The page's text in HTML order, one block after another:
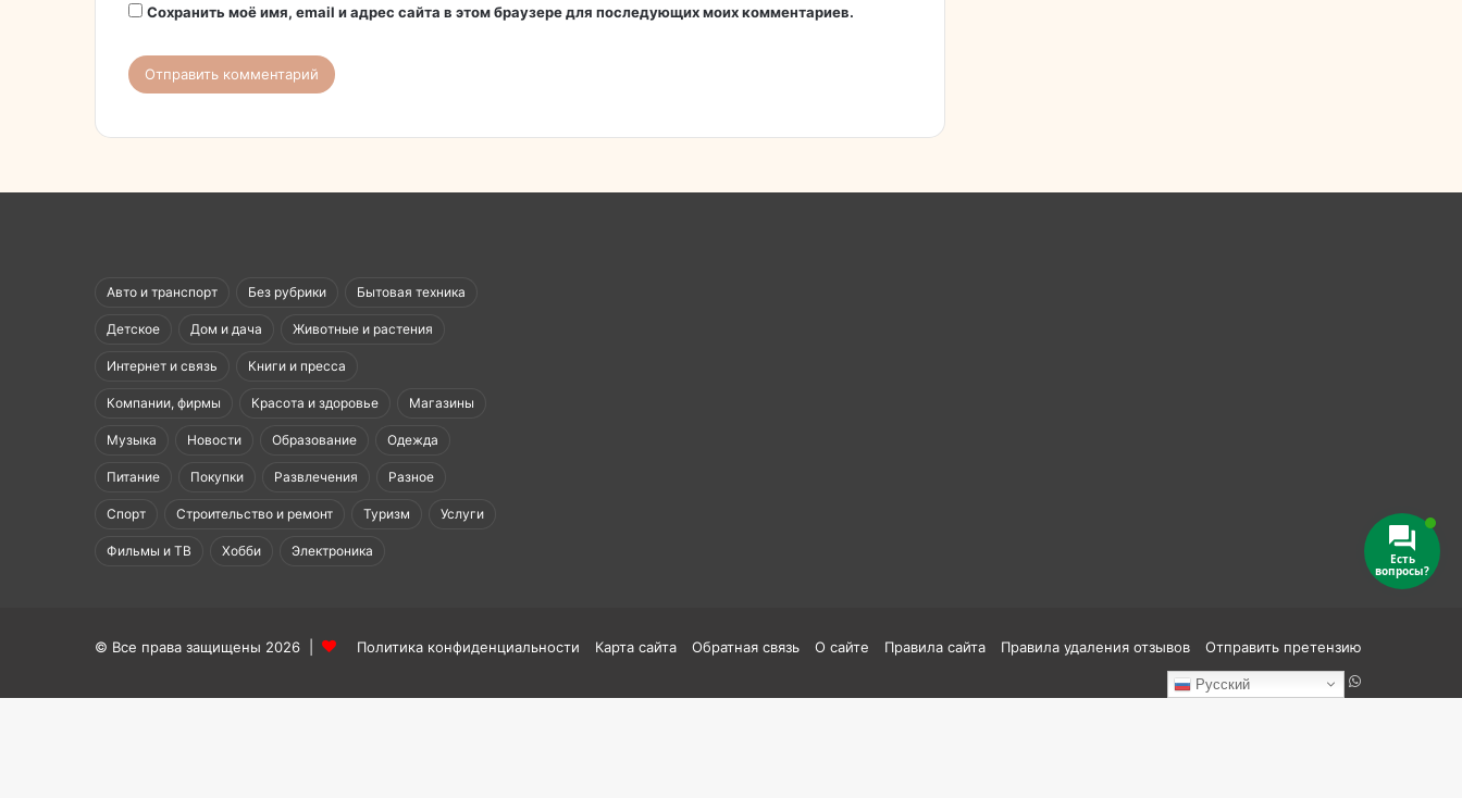
Сохранить моё имя, email и адрес сайта в этом браузере для последующих моих комментариев.
Авто и транспорт Без рубрики Бытовая техника
Детское Дом и дача Животные и растения
Интернет и связь Книги и пресса
Компании, фирмы Красота и здоровье Магазины
Музыка Новости Образование Одежда
Питание Покупки Развлечения Разное
Спорт Строительство и ремонт Туризм Услуги
Фильмы и ТВ Хобби Электроника
© Все права защищены 2026 | Политика конфиденциальности Карта сайта Обратная связь О сайте Правила сайта Правила удаления отзывов
Отправить претензию
Reddit
Одноклассники
Telegram
TikTokWhatsApp
Русский
Есть
вопросы?